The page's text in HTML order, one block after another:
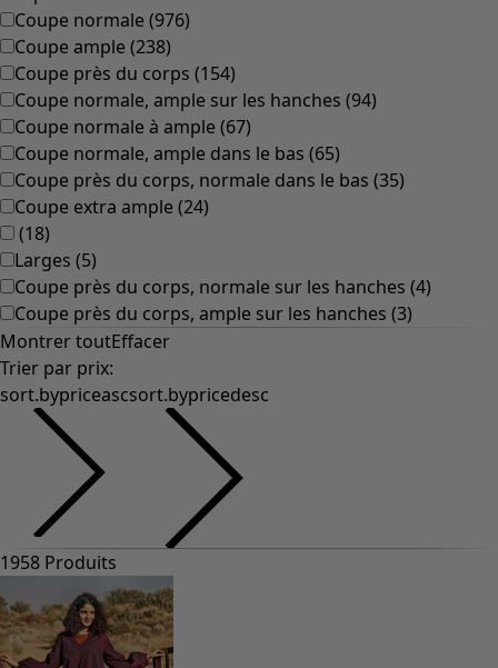
Décoration à l'ancienne
Décoration campagnarde
Décoration amusante
Décoration colorée
Intérieur floral
Décoration naturelle
Décoration bohème
Décoration scandinave
Décoration cosy